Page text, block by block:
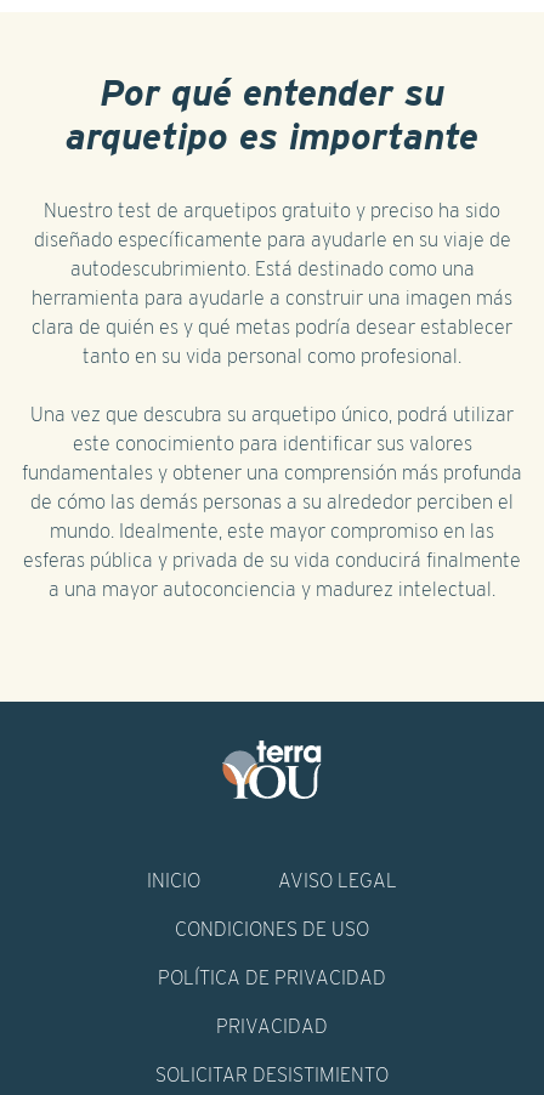
Por qué entender su
arquetipo es importante
Nuestro test de arquetipos gratuito y preciso ha sido
diseñado específicamente para ayudarle en su viaje de
autodescubrimiento. Está destinado como una
herramienta para ayudarle a construir una imagen más
clara de quién es y qué metas podría desear establecer
tanto en su vida personal como profesional.
Una vez que descubra su arquetipo único, podrá utilizar
este conocimiento para identificar sus valores
fundamentales y obtener una comprensión más profunda
de cómo las demás personas a su alrededor perciben el
mundo. Idealmente, este mayor compromiso en las
esferas pública y privada de su vida conducirá finalmente
a una mayor autoconciencia y madurez intelectual.
INICIO AVISO LEGAL
CONDICIONES DE USO
POLÍTICA DE PRIVACIDAD
PRIVACIDAD
SOLICITAR DESISTIMIENTO